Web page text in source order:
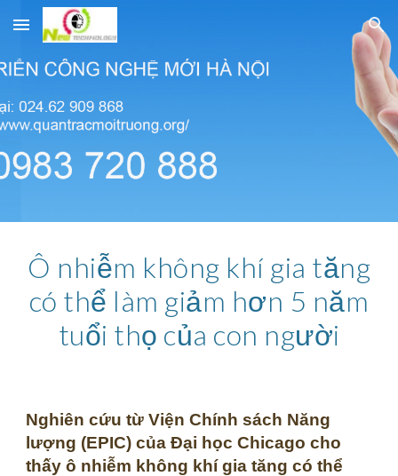
Skip to main content Skip to navigation
Ô nhiễm không khí gia tăng
có thể làm giảm hơn 5 năm
tuổi thọ của con người
Nghiên cứu từ Viện Chính sách Năng
lượng (EPIC) của Đại học Chicago cho
thấy ô nhiễm không khí gia tăng có thể